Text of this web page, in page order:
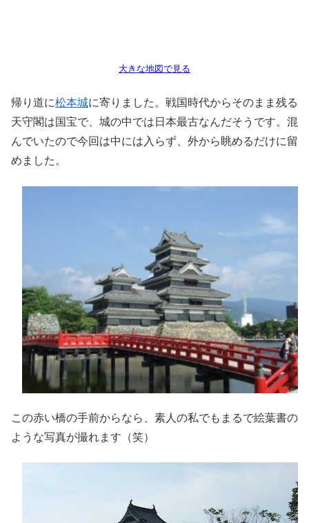
大きな地図で見る
帰り道に松本城に寄りました。戦国時代からそのまま残る
天守閣は国宝で、城の中では日本最古なんだそうです。混
んでいたので今回は中には入らず、外から眺めるだけに留
めました。
この赤い橋の手前からなら、素人の私でもまるで絵葉書の
ような写真が撮れます（笑）